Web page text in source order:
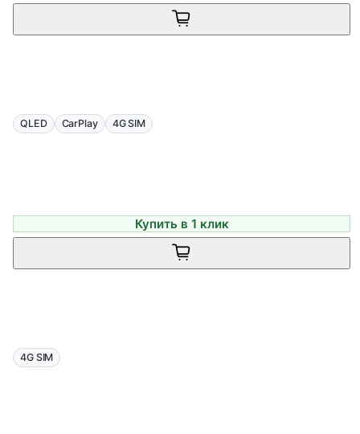
QLED CarPlay 4G SIM
Купить в 1 клик
4G SIM